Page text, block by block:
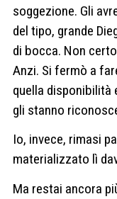
soggezione. Gli
del tipo, grande
di bocca. Non
Anzi. Si fermò a
quella disponibilità
gli stanno
Io, invece, rimasi
materializzato lì
Ma restai ancora